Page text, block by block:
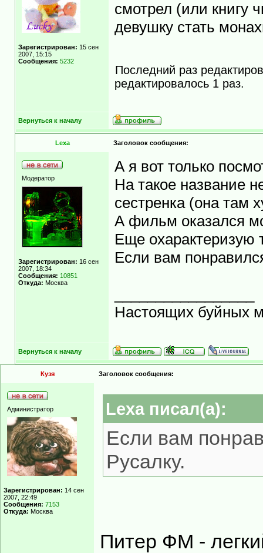
Зарегистрирован: 15 сен
2007, 15:15
Сообщения: 5232
смотрел (или книгу
девушку стать
Последний раз
редактировалось 1 раз.
Вернуться к началу
Lexa Заголовок сообщения:
Модератор
Зарегистрирован: 16 сен
2007, 18:34
Сообщения: 10851
Откуда: Москва
А я вот только
На такое название
сестренка (она там
А фильм оказался
Еще охарактеризую
Если вам
Настоящих буйных
Вернуться к началу
Кузя Заголовок сообщения:
Администратор
Зарегистрирован: 14 сен
2007, 22:49
Сообщения: 7153
Откуда: Москва
Lexa писал(а):
Если вам
Русалку.
Питер ФМ -